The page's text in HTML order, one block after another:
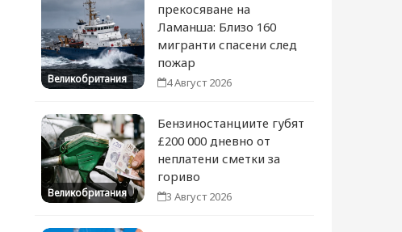
Великобритания
прекосяване на
Ламанша: Близо 160
мигранти спасени след
пожар
4 Август 2026
Великобритания
Бензиностанциите губят
£200 000 дневно от
неплатени сметки за
гориво
3 Август 2026